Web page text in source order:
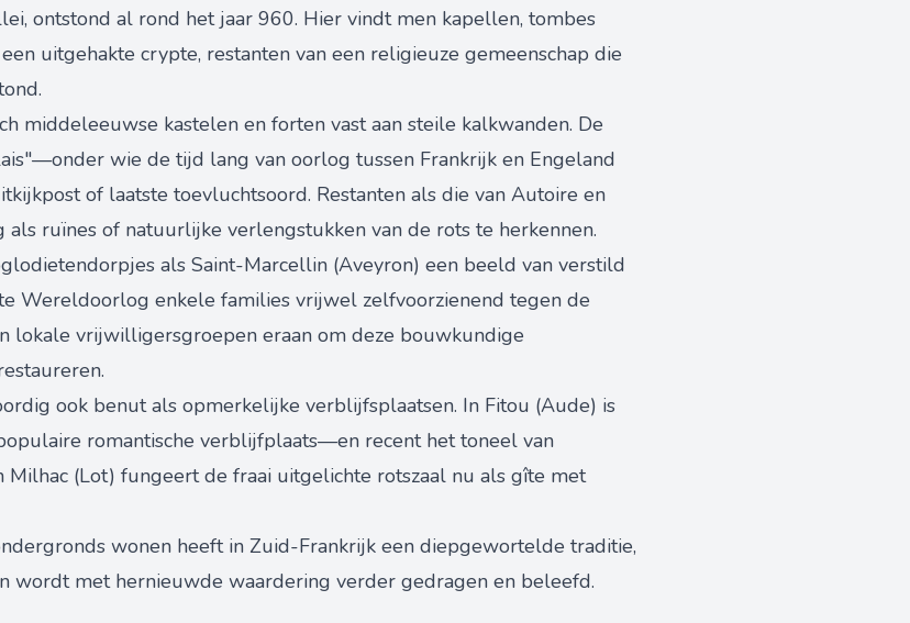
ontstond al rond het jaar 960. Hier vindt men kapellen, tombes
uitgehakte crypte, restanten van een religieuze gemeenschap die
middeleeuwse kastelen en forten vast aan steile kalkwanden. De
wie de tijd lang van oorlog tussen Frankrijk en Engeland
of laatste toevluchtsoord. Restanten als die van Autoire en
ruïnes of natuurlijke verlengstukken van de rots te herkennen.
als Saint-Marcellin (Aveyron) een beeld van verstild
Wereldoorlog enkele families vrijwel zelfvoorzienend tegen de
lokale vrijwilligersgroepen eraan om deze bouwkundige
ook benut als opmerkelijke verblijfsplaatsen. In Fitou (Aude) is
romantische verblijfplaats—en recent het toneel van
Milhac (Lot) fungeert de fraai uitgelichte rotszaal nu als gîte met
wonen heeft in Zuid-Frankrijk een diepgewortelde traditie,
wordt met hernieuwde waardering verder gedragen en beleefd.